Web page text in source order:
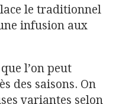
le traditionnel
infusion aux
l’on peut
des saisons. On
variantes selon